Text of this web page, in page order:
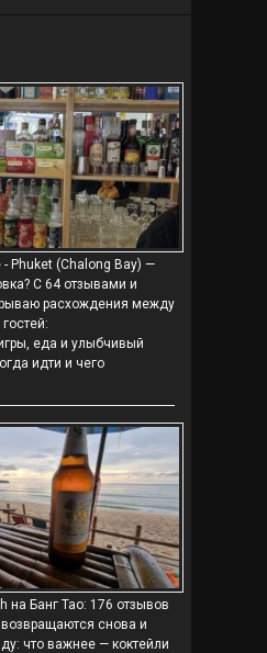
Phuket (Chalong Bay) —
С 64 отзывами и
расхождения между
еда и улыбчивый
идти и чего
на Банг Тао: 176 отзывов
снова и
что важнее — коктейли